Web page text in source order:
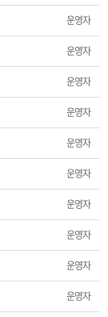
운영자
운영자
운영자
운영자
운영자
운영자
운영자
운영자
운영자
운영자